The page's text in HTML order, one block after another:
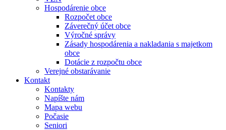
Hospodárenie obce
Rozpočet obce
Záverečný účet obce
Výročné správy
Zásady hospodárenia a nakladania s majetkom
obce
Dotácie z rozpočtu obce
Verejné obstarávanie
Kontakt
Kontakty
Napíšte nám
Mapa webu
Počasie
Seniori